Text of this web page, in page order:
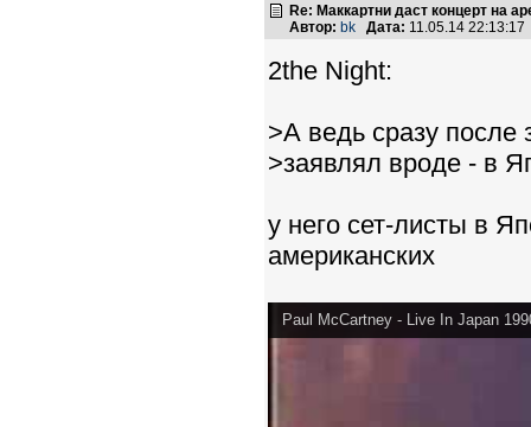
Re: Маккартни даст концерт на
Автор: bk Дата: 11.05.14
2the Night:
>А ведь сразу после
>заявлял вроде - в
у него сет-листы в
американских
Paul McCartney - Live In Japan